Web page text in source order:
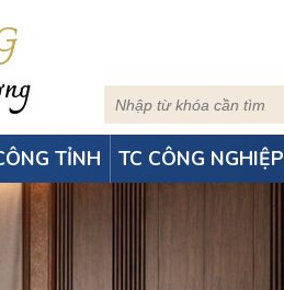
TỈNH TC CÔNG NGHIỆP